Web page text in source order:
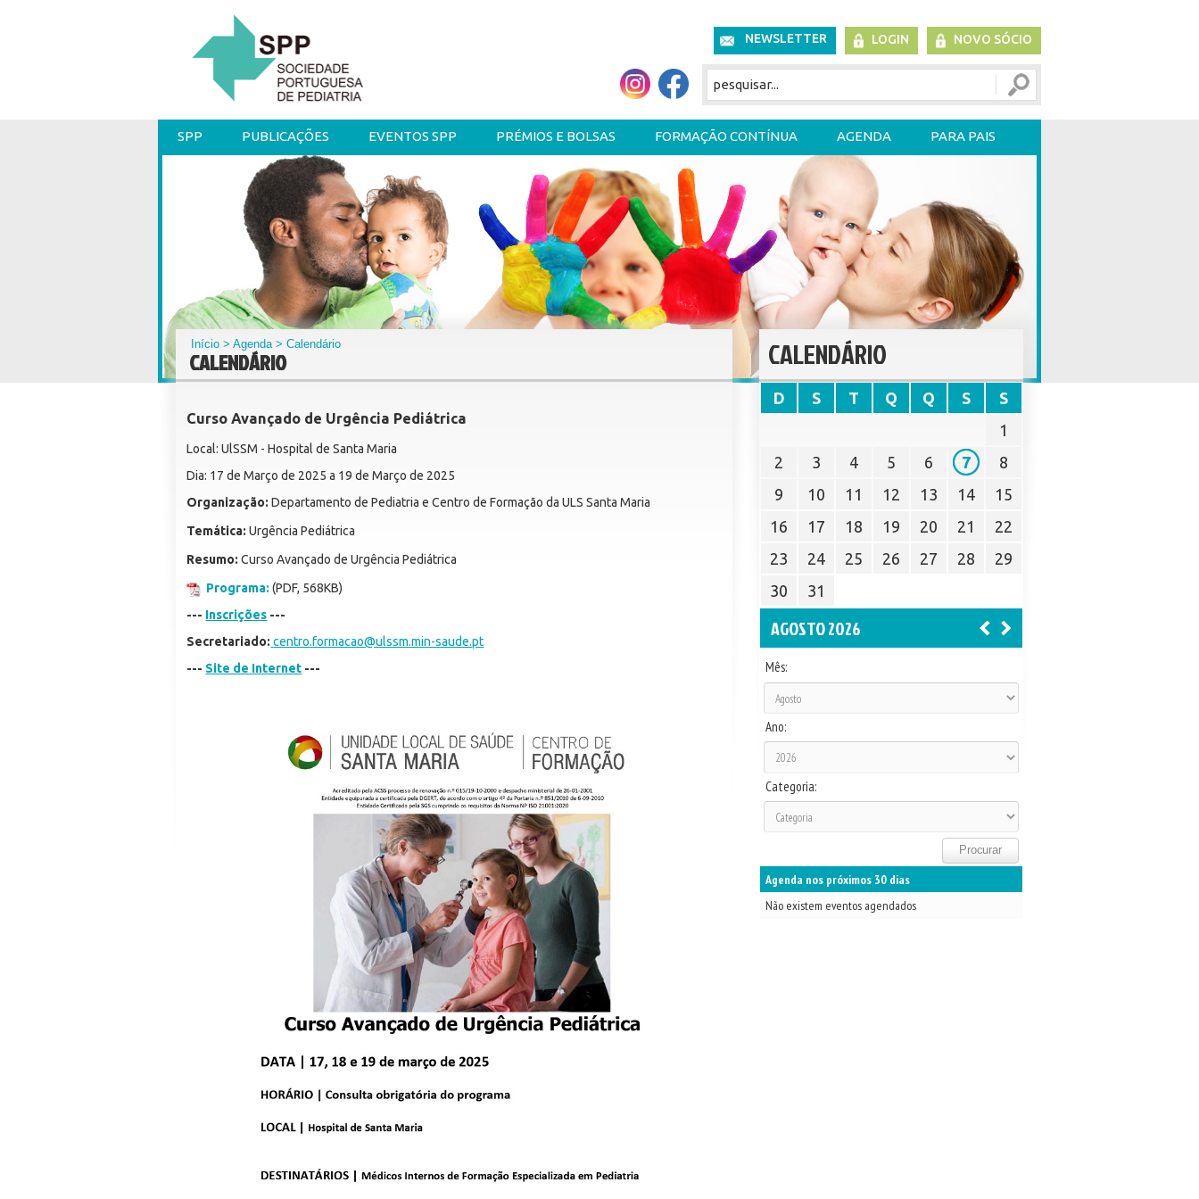
NEWSLETTER LOGIN NOVO SÓCIO
SPP PUBLICAÇÕES EVENTOS SPP PRÉMIOS E BOLSAS FORMAÇÃO CONTÍNUA AGENDA PARA PAIS
Início >Agenda> Calendário
CALENDÁRIO
Curso Avançado de Urgência Pediátrica
Local: UlSSM - Hospital de Santa Maria
Dia: 17 de Março de 2025 a 19 de Março de 2025
Organização: Departamento de Pediatria e Centro de Formação da ULS Santa Maria
Temática: Urgência Pediátrica
Resumo: Curso Avançado de Urgência Pediátrica
Programa: (PDF, 568KB)
--- Inscrições ---
Secretariado: centro.formacao@ulssm.min-saude.pt
--- Site de Internet ---
CALENDÁRIO
D S T Q Q S
S
1
2
3 4 5 6 7
8
9
10 11 12 13 14
15
16
17 18 19 20 21
22
23
24 25 26 27 28
29
30
31
AGOSTO 2026
Mês:
Ano:
Categoria:
Agenda nos próximos 30 dias
Não existem eventos agendados